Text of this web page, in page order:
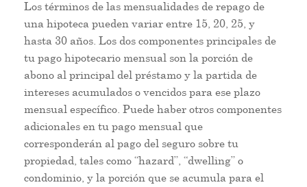
Los términos de las mensualidades de repago de
una hipoteca pueden variar entre 15, 20, 25, y
hasta 30 años. Los dos componentes principales de
tu pago hipotecario mensual son la porción de
abono al principal del préstamo y la partida de
intereses acumulados o vencidos para ese plazo
mensual específico. Puede haber otros componentes
adicionales en tu pago mensual que
corresponderán al pago del seguro sobre tu
propiedad, tales como “hazard”, “dwelling” o
condominio, y la porción que se acumula para el